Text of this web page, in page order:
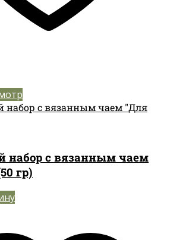
набор с вязанным чаем
гр)